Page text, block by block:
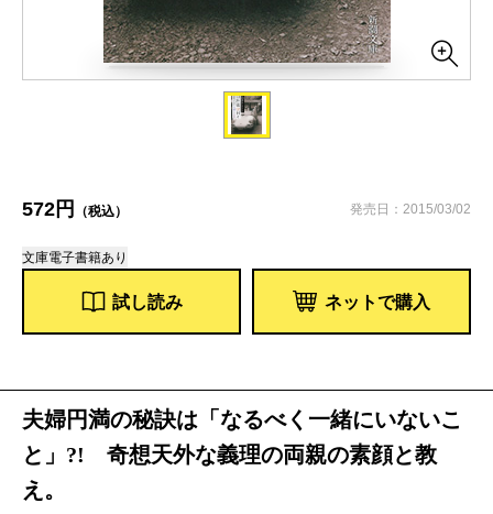
572円 （税込） 発売日：2015/03/02
文庫電子書籍あり
試し読み ネットで購入
夫婦円満の秘訣は「なるべく一緒にいないこ
と」?! 奇想天外な義理の両親の素顔と教
え。